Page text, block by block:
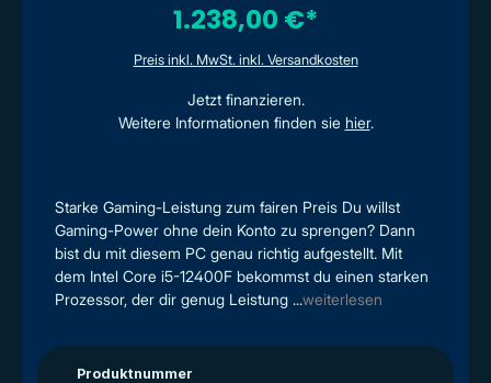
Starke Gaming-Leistung zum fairen Preis Du willst
Gaming-Power ohne dein Konto zu sprengen? Dann
bist du mit diesem PC genau richtig aufgestellt. Mit
dem Intel Core i5-12400F bekommst du einen starken
Prozessor, der dir genug Leistung ...weiterlesen
Produktnummer
1.238,00 €*
Preis inkl. MwSt. inkl. Versandkosten
Jetzt finanzieren.
Weitere Informationen finden sie hier.